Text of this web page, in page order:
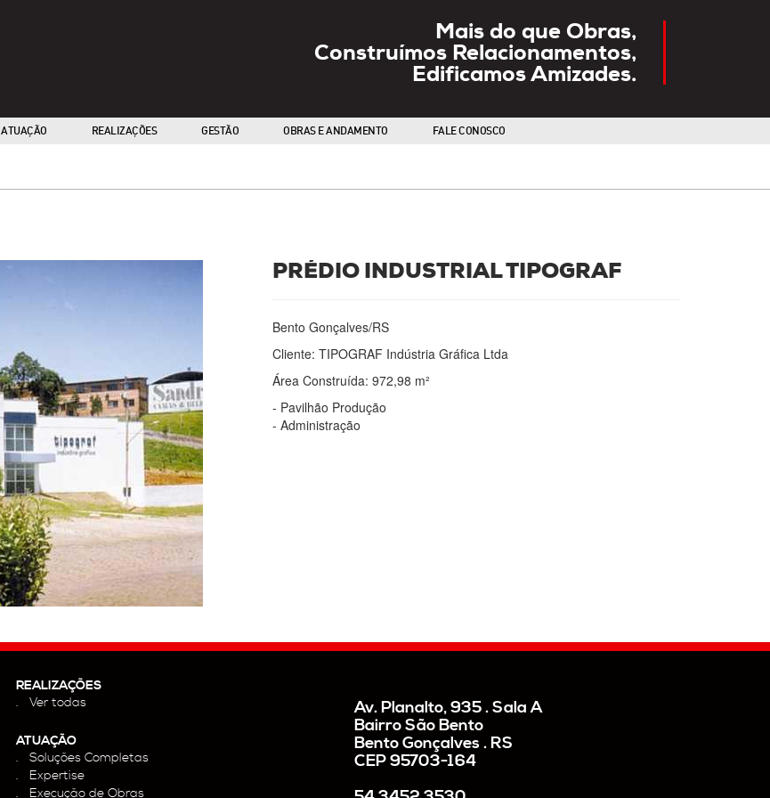
Mais do que Obras,
Construímos Relacionamentos,
Edificamos Amizades.
ATUAÇÃO REALIZAÇÕES GESTÃO OBRAS E ANDAMENTO FALE CONOSCO
PRÉDIO INDUSTRIAL TIPOGRAF
Bento Gonçalves/RS
Cliente: TIPOGRAF Indústria Gráfica Ltda
Área Construída: 972,98 m²
- Pavilhão Produção
- Administração
REALIZAÇÕES
Ver todas
ATUAÇÃO
Soluções Completas
Expertise
Execução de Obras
Av. Planalto, 935 . Sala A
Bairro São Bento
Bento Gonçalves . RS
CEP 95703-164